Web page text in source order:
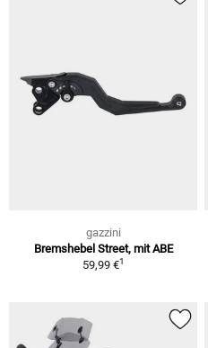
gazzini
Bremshebel Street, mit ABE
59,99 €1